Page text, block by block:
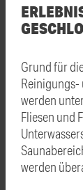
Grund für
Reinigungs-
werden
Fliesen und
werden